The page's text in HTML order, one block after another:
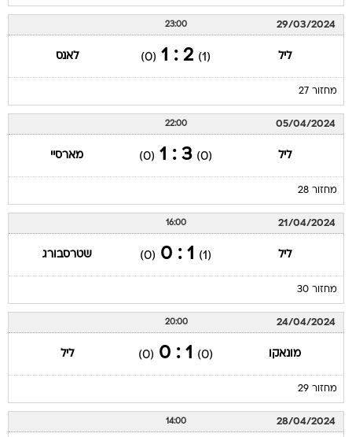
29/03/2024
23:00
ליל (1)
2 : 1
(0) לאנס
מחזור 27
05/04/2024
22:00
ליל (0)
3 : 1
(0) מארסיי
מחזור 28
21/04/2024
16:00
ליל (1)
1 : 0
(0) שטרסבורג
מחזור 30
24/04/2024
20:00
מונאקו (0)
1 : 0
(0) ליל
מחזור 29
28/04/2024
14:00